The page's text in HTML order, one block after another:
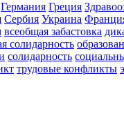
Германия Греция
Сербия Украина
всеобщая забастовка
солидарность
солидарность
трудовые конфликты